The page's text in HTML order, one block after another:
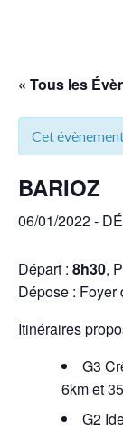
« Tous les
Cet
BARIOZ
06/01/2022 -
Départ : 8h30,
Dépose :
Itinéraires
G3
6km et
G2